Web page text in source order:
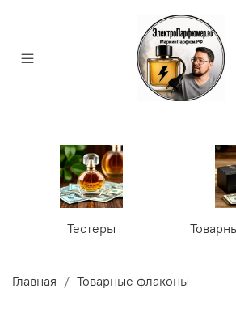
Тестеры
Главная Товарные флаконы